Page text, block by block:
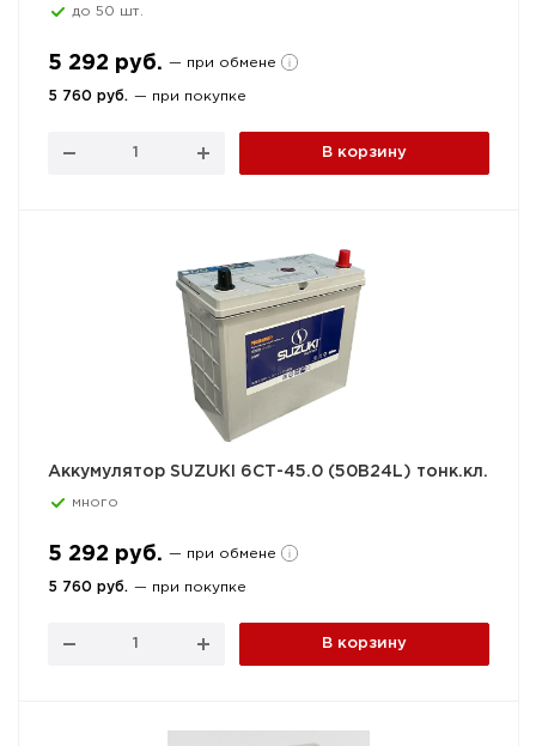
до 50 шт.
5 292 руб. — при обмене
5 760 руб. — при покупке
В корзину
Аккумулятор SUZUKI 6СТ-45.0 (50B24L) тонк.кл.
много
5 292 руб. — при обмене
5 760 руб. — при покупке
В корзину